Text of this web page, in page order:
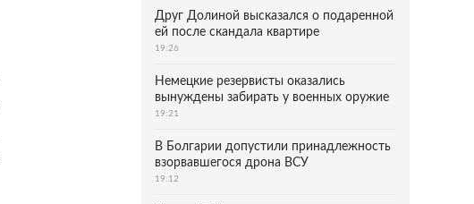
Друг Долиной высказался о подаренной
ей после скандала квартире
19:26
Немецкие резервисты оказались
вынуждены забирать у военных оружие
19:21
В Болгарии допустили принадлежность
взорвавшегося дрона ВСУ
19:12